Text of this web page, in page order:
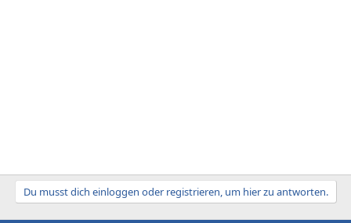
Du musst dich einloggen oder registrieren, um hier zu antworten.